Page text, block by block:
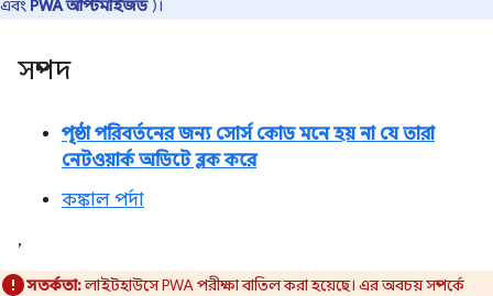
এবং PWA অপ্টিমাইজড)।
সম্পদ
পৃষ্ঠা পরিবর্তনের জন্য সোর্স কোড মনে হয় না যে তারা
নেটওয়ার্ক অডিটে ব্লক করে
কঙ্কাল পর্দা
,
সতর্কতা:লাইটহাউসে PWA পরীক্ষা বাতিল করা হয়েছে। এর অবচয় সম্পর্কে